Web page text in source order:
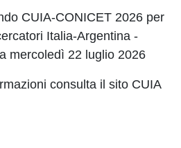
CUIA-CONICET 2026 per
Italia-Argentina -
mercoledì 22 luglio 2026
consulta il sito CUIA